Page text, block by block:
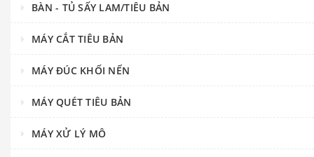
BÀN - TỦ SẤY LAM/TIÊU BẢN
MÁY CẮT TIÊU BẢN
MÁY ĐÚC KHỐI NẾN
MÁY QUÉT TIÊU BẢN
MÁY XỬ LÝ MÔ